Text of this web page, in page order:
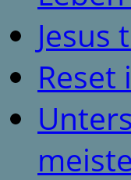
Reset